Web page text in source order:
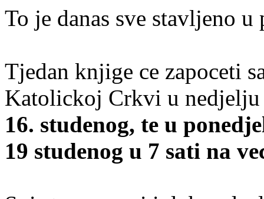
To je danas sve stavljeno
Tjedan knjige ce zapoceti
Katolickoj Crkvi u nedjelju
16. studenog, te u
19 studenog u 7 sati na